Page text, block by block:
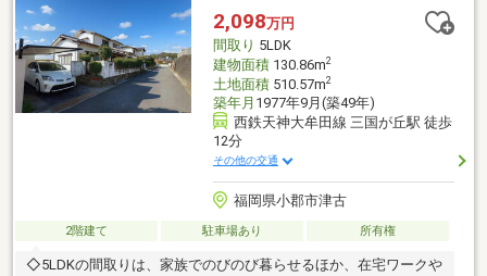
2,098万円
間取り 5LDK
建物面積130.86m2
土地面積510.57m2
築年月 1977年9月(築49年)
西鉄天神大牟田線 三国が丘駅 徒歩
12分
その他の交通
福岡県小郡市津古
2階建て 駐車場あり 所有権
◇5LDKの間取りは、家族でのびのび暮らせるほか、在宅ワークや